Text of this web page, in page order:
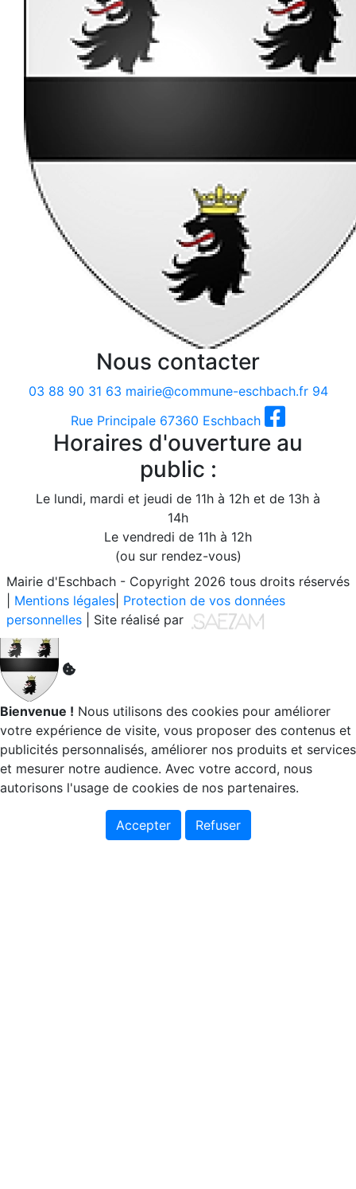
Nous contacter
03 88 90 31 63 mairie@commune-eschbach.fr 94
Rue Principale 67360 Eschbach
Horaires d'ouverture au
public :
Le lundi, mardi et jeudi de 11h à 12h et de 13h à
14h
Le vendredi de 11h à 12h
(ou sur rendez-vous)
Mairie d'Eschbach - Copyright 2026 tous droits réservés
Mentions légales Protection de vos données
personnelles | Site réalisé par
Bienvenue ! Nous utilisons des cookies pour améliorer
votre expérience de visite, vous proposer des contenus et
publicités personnalisés, améliorer nos produits et services
et mesurer notre audience. Avec votre accord, nous
autorisons l'usage de cookies de nos partenaires.
Accepter Refuser